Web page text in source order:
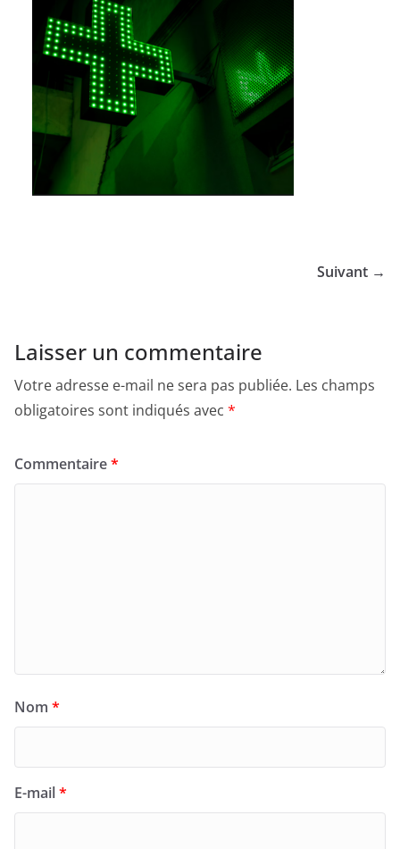
Suivant →
Laisser un commentaire
Votre adresse e-mail ne sera pas publiée. Les champs
obligatoires sont indiqués avec *
Commentaire*
Nom *
E-mail*